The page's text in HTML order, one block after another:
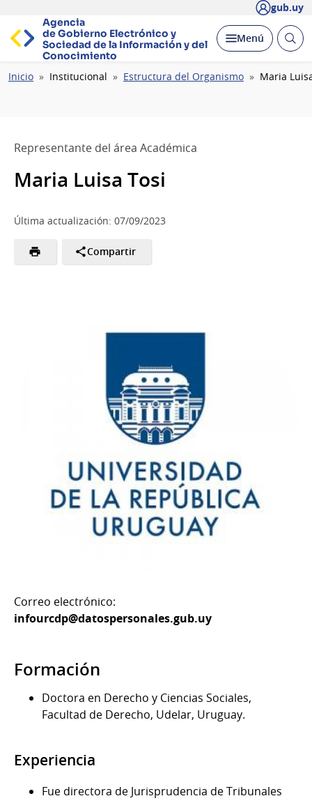
gub.uy
Agencia
de Gobierno Electrónico y
Sociedad de la Información y del
Conocimiento
Desplegar
Menú Abrir
Ruta
Inicio Institucional Estructura del Organismo Maria
Representante del área Académica
Maria Luisa Tosi
Última actualización: 07/09/2023
Compartir
Correo electrónico:
infourcdp@datospersonales.gub.uy
Formación
Doctora en Derecho y Ciencias Sociales,
Facultad de Derecho, Udelar, Uruguay.
Experiencia
Fue directora de Jurisprudencia de Tribunales